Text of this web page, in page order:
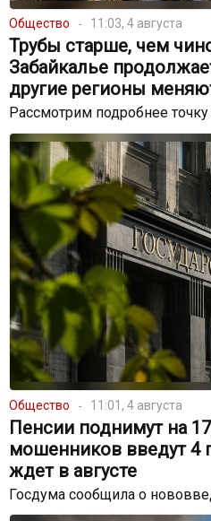
Общество 11:03, 4 августа
Трубы старше, чем
Забайкалье
другие регионы
Рассмотрим подробнее
Общество 11:01, 4 августа
Пенсии поднимут на
мошенников введут 4
ждет в августе
Госдума сообщила о